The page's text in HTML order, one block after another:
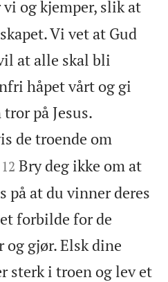
og kjemper, slik at
Vi vet at Gud
at alle skal bli
håpet vårt og gi
på Jesus.
de troende om


12 Bry deg ikke om at
på at du vinner deres
forbilde for de
gjør. Elsk dine
sterk i troen og lev et